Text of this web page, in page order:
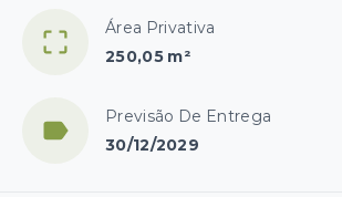
Área Privativa
250,05 m²
Previsão De Entrega
30/12/2029